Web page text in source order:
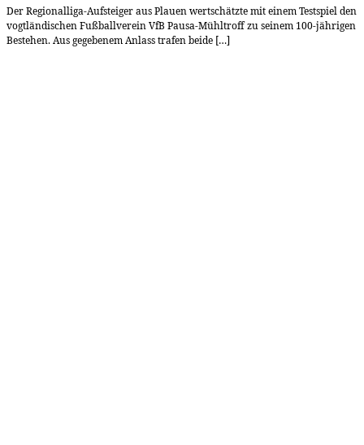
Der Regionalliga-Aufsteiger aus Plauen wertschätzte mit einem Testspiel den
vogtländischen Fußballverein VfB Pausa-Mühltroff zu seinem 100-jährigen
Bestehen. Aus gegebenem Anlass trafen beide […]